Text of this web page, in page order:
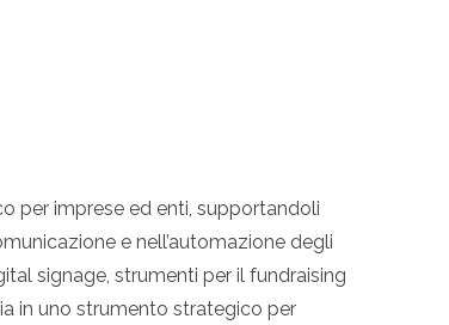
per imprese ed enti, supportandoli
e nell’automazione degli
signage, strumenti per il fundraising
in uno strumento strategico per